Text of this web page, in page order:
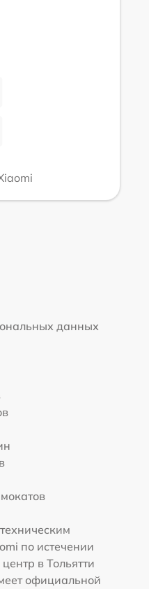
данных
по истечении
в Тольятти
официальной